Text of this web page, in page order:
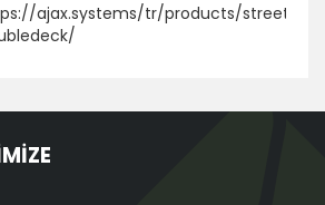
ajax.systems/tr/products/